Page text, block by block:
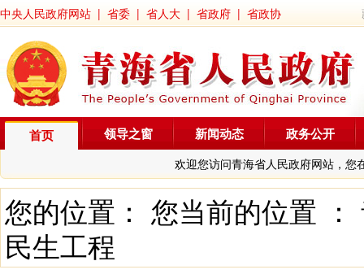
中央人民政府网站 | 省委 | 省人大 | 省政府 | 省政协
首页
欢迎您访问青海省人民政府网站，您
领导之窗 新闻动态 政务公开
您的位置： 您当前的位置 ：
民生工程